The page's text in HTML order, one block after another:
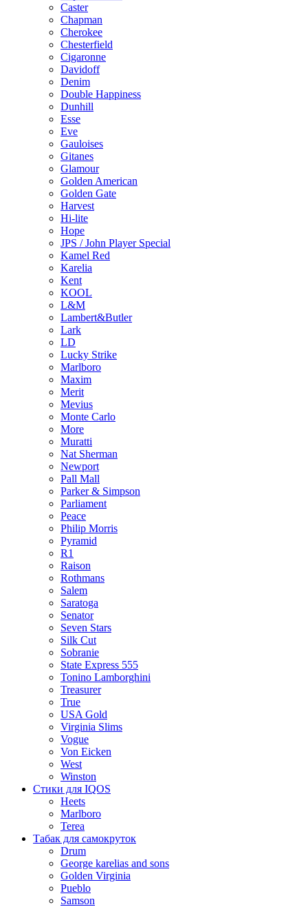
Caster
Chapman
Cherokee
Chesterfield
Cigaronne
Davidoff
Denim
Double Happiness
Dunhill
Esse
Eve
Gauloises
Gitanes
Glamour
Golden American
Golden Gate
Harvest
Hi-lite
Hope
JPS / John Player Special
Kamel Red
Karelia
Kent
KOOL
L&M
Lambert&Butler
Lark
LD
Lucky Strike
Marlboro
Maxim
Merit
Mevius
Monte Carlo
More
Muratti
Nat Sherman
Newport
Pall Mall
Parker & Simpson
Parliament
Peace
Philip Morris
Pyramid
R1
Raison
Rothmans
Salem
Saratoga
Senator
Seven Stars
Silk Cut
Sobranie
State Express 555
Tonino Lamborghini
Treasurer
True
USA Gold
Virginia Slims
Vogue
Von Eicken
West
Winston
Стики для IQOS
Heets
Marlboro
Terea
Табак для самокруток
Drum
George karelias and sons
Golden Virginia
Pueblo
Samson